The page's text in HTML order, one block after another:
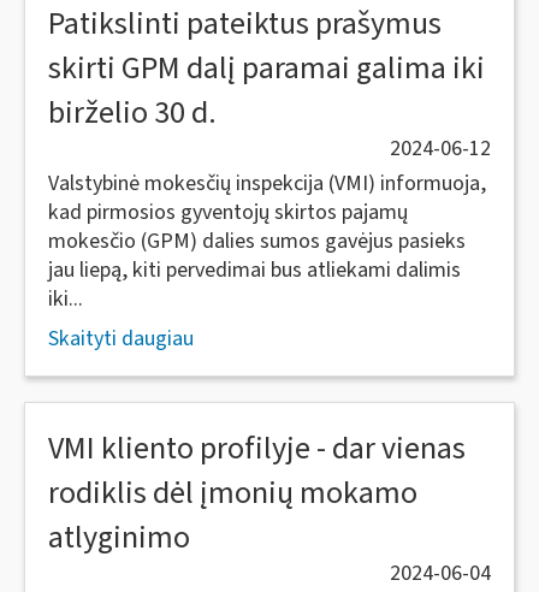
Patikslinti pateiktus prašymus
skirti GPM dalį paramai galima iki
birželio 30 d.
2024-06-12
Valstybinė mokesčių inspekcija (VMI) informuoja,
kad pirmosios gyventojų skirtos pajamų
mokesčio (GPM) dalies sumos gavėjus pasieks
jau liepą, kiti pervedimai bus atliekami dalimis
iki...
Skaityti daugiau
VMI kliento profilyje - dar vienas
rodiklis dėl įmonių mokamo
atlyginimo
2024-06-04